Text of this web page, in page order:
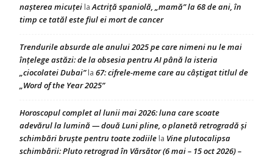
nașterea micuței laActriță spaniolă, „mamă” la 68 de ani, în
timp ce tatăl este fiul ei mort de cancer
Trendurile absurde ale anului 2025 pe care nimeni nu le mai
înțelege astăzi: de la obsesia pentru AI până la isteria
„ciocolatei Dubai”la 67: cifrele-meme care au câștigat titlul de
„Word of the Year 2025”
Horoscopul complet al lunii mai 2026: luna care scoate
adevărul la lumină — două Luni pline, o planetă retrogradă și
schimbări bruște pentru toate zodiile la Vine plutocalipsa
schimbării: Pluto retrograd în Vărsător (6 mai – 15 oct 2026) –